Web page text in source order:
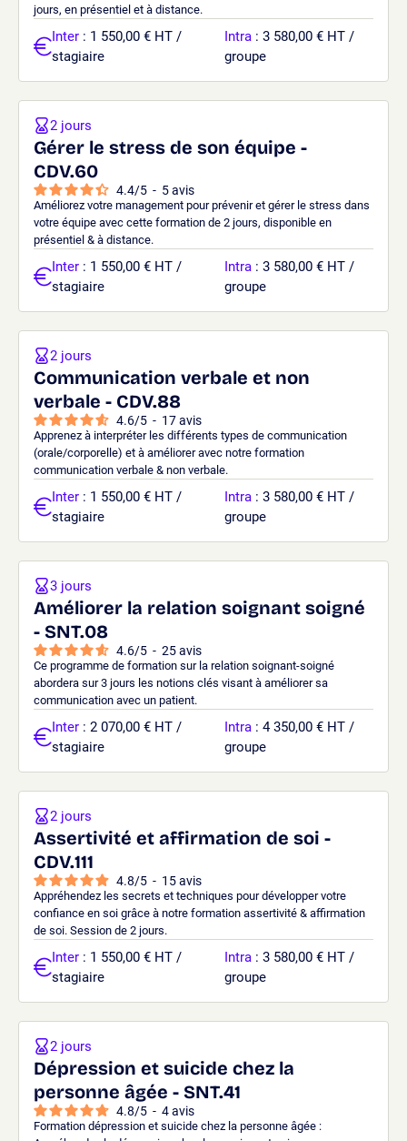
jours, en présentiel et à distance.
Inter : 1 550,00 € HT /
stagiaire
Intra : 3 580,00 € HT /
groupe
Gérer le stress de son équipe -
CDV.60
4.4/5 - 5avis
Améliorez votre management pour prévenir et gérer le stress dans
votre équipe avec cette formation de 2 jours, disponible en
présentiel & à distance.
2 jours
Inter : 1 550,00 € HT /
stagiaire
Intra : 3 580,00 € HT /
groupe
Communication verbale et non
verbale - CDV.88
4.6/5 - 17avis
Apprenez à interpréter les différents types de communication
(orale/corporelle) et à améliorer avec notre formation
communication verbale & non verbale.
2 jours
Inter : 1 550,00 € HT /
stagiaire
Intra : 3 580,00 € HT /
groupe
Améliorer la relation soignant soigné
- SNT.08
4.6/5 - 25avis
Ce programme de formation sur la relation soignant-soigné
abordera sur 3 jours les notions clés visant à améliorer sa
communication avec un patient.
3 jours
Inter : 2 070,00 € HT /
stagiaire
Intra : 4 350,00 € HT /
groupe
Assertivité et affirmation de soi -
CDV.111
4.8/5 - 15avis
Appréhendez les secrets et techniques pour développer votre
confiance en soi grâce à notre formation assertivité & affirmation
de soi. Session de 2 jours.
2 jours
Inter : 1 550,00 € HT /
stagiaire
Intra : 3 580,00 € HT /
groupe
Dépression et suicide chez la
personne âgée - SNT.41
4.8/5 - 4avis
Formation dépression et suicide chez la personne âgée :
2 jours